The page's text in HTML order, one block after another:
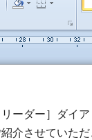
ーダー］ダイ
介させていただ